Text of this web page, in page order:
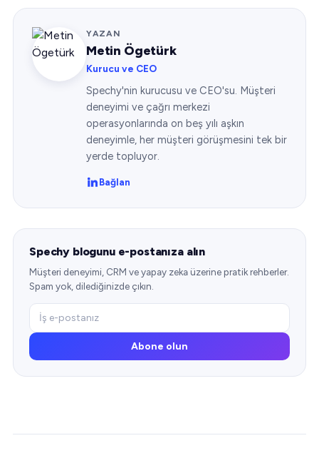
YAZAN
Metin Ögetürk
Kurucu ve CEO
Spechy'nin kurucusu ve CEO'su. Müşteri
deneyimi ve çağrı merkezi
operasyonlarında on beş yılı aşkın
deneyimle, her müşteri görüşmesini tek bir
yerde topluyor.
Bağlan
Spechy blogunu e-postanıza alın
Müşteri deneyimi, CRM ve yapay zeka üzerine pratik rehberler.
Spam yok, dilediğinizde çıkın.
Abone olun